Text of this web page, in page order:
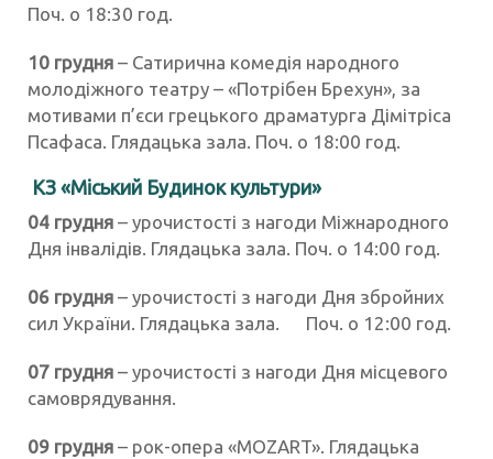
Поч. о 18:30 год.
10 грудня – Сатирична комедія народного
молодіжного театру – «Потрібен Брехун», за
мотивами п’єси грецького драматурга Дімітріса
Псафаса. Глядацька зала. Поч. о 18:00 год.
КЗ «Міський Будинок культури»
04 грудня – урочистості з нагоди Міжнародного
Дня інвалідів. Глядацька зала. Поч. о 14:00 год.
06 грудня – урочистості з нагоди Дня збройних
сил України. Глядацька зала. Поч. о 12:00 год.
07 грудня – урочистості з нагоди Дня місцевого
самоврядування.
09 грудня – рок-опера «MOZART». Глядацька